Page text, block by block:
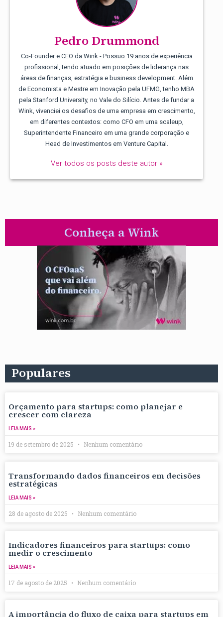
Pedro Drummond
Co-Founder e CEO da Wink - Possuo 19 anos de experiência
profissional, tendo atuado em posições de liderança nas
áreas de finanças, estratégia e business development. Além
de Economista e Mestre em Inovação pela UFMG, tenho MBA
pela Stanford University, no Vale do Silício. Antes de fundar a
Wink, vivenciei os desafios de uma empresa em crescimento,
em diferentes contextos: como CFO em uma scaleup,
Superintendente Financeiro em uma grande corporação e
Head de Investimentos em Venture Capital.
Ver todos os posts deste autor »
Conheça a Wink
Populares
Orçamento para startups: como planejar e
crescer com clareza
LEIA MAIS »
19 de setembro de 2025 Nenhum comentário
Transformando dados financeiros em decisões
estratégicas
LEIA MAIS »
28 de agosto de 2025 Nenhum comentário
Indicadores financeiros para startups: como
medir o crescimento
LEIA MAIS »
17 de agosto de 2025 Nenhum comentário
A importância do fluxo de caixa para startups em